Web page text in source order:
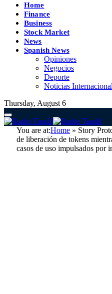
Home
Finance
Business
Stock Market
News
Spanish News
Opiniones
Negocios
Deporte
Noticias
Thursday, August 6
You are at:Home » Story
de liberación de tokens
casos de uso impulsados por